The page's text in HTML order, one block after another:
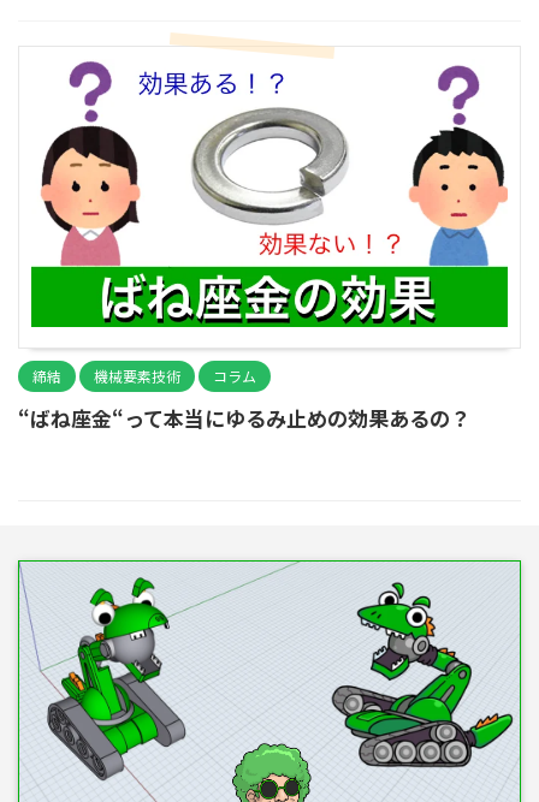
締結 機械要素技術 コラム
“ばね座金“って本当にゆるみ止めの効果あるの？